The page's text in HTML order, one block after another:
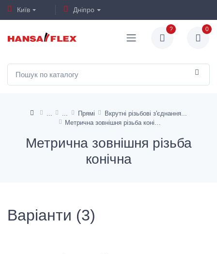
Київ Дніпро
? 0
Прямі
Вкрутні різьбові з'єднання
Метрична зовнішня різьба
конічна
Варіанти (3)